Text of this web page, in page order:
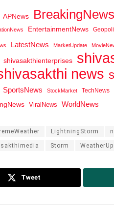
APNews BreakingNews
EntertainmentNews
LatestNews MarketUpdate
shivasakthienterprises
news
SportsNews StockMarket TechNews
ViralNews WorldNews
LightningStorm
Storm
Tweet